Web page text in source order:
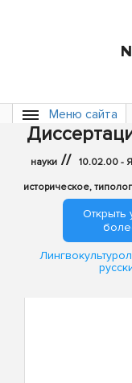
Меню сайта
науки // 10.02.00 -
историческое,
Открыть